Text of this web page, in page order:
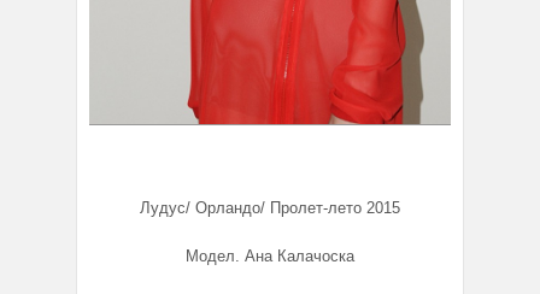
Лудус/ Орландо/ Пролет-лето 2015
Модел. Ана Калачоска